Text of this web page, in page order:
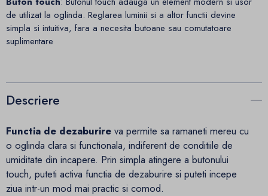
de utilizat la oglinda. Reglarea luminii si a altor functii devine
simpla si intuitiva, fara a necesita butoane sau comutatoare
suplimentare
Descriere
Functia de dezaburire va permite sa ramaneti mereu cu
o oglinda clara si functionala, indiferent de conditiile de
umiditate din incapere. Prin simpla atingere a butonului
touch, puteti activa functia de dezaburire si puteti incepe
ziua intr-un mod mai practic si comod.